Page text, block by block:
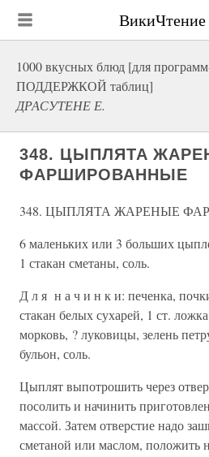
ВикиЧтение
1000 вкусных блюд [для
ПОДДЕРЖКОЙ таблиц]
ДРАСУТЕНЕ Е.
348. ЦЫПЛЯТА
ФАРШИРОВАННЫЕ
348. ЦЫПЛЯТА ЖАРЕНЫЕ
6 маленьких или 3 больших
1 стакан сметаны, соль.
Д л я н а ч и н к и: печенка,
стакан белых сухарей, 1 ст.
морковь, ? луковицы, зелень
бульон, соль.
Цыплят выпотрошить через
посолить и начинить
массой. Затем отверстие надо
сметаной или маслом, положить